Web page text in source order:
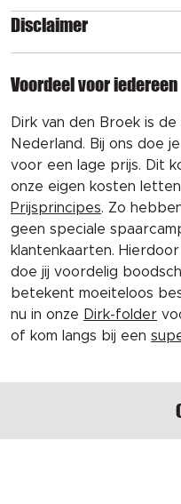
Disclaimer
Voordeel voor iedereen
Dirk van den Broek is
Nederland. Bij ons doe
voor een lage prijs. Dit
onze eigen kosten
Prijsprincipes. Zo
geen speciale
klantenkaarten.
doe jij voordelig
betekent moeiteloos
nu in onze Dirk-folder
of kom langs bij een